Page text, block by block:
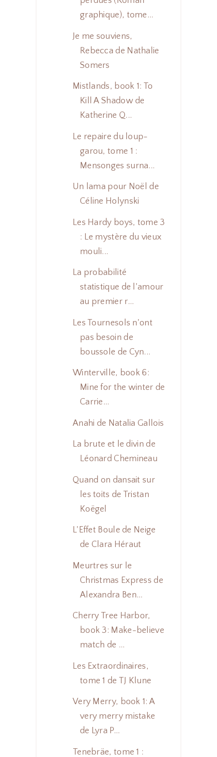
graphique), tome...
Je me souviens,
Rebecca de Nathalie
Somers
Mistlands, book 1: To
Kill A Shadow de
Katherine Q...
Le repaire du loup-
garou, tome 1 :
Mensonges surna...
Un lama pour Noël de
Céline Holynski
Les Hardy boys, tome 3
: Le mystère du vieux
mouli...
La probabilité
statistique de l'amour
au premier r...
Les Tournesols n'ont
pas besoin de
boussole de Cyn...
Winterville, book 6:
Mine for the winter de
Carrie...
Anahi de Natalia Gallois
La brute et le divin de
Léonard Chemineau
Quand on dansait sur
les toits de Tristan
Koëgel
L'Effet Boule de Neige
de Clara Héraut
Meurtres sur le
Christmas Express de
Alexandra Ben...
Cherry Tree Harbor,
book 3: Make-believe
match de ...
Les Extraordinaires,
tome 1 de TJ Klune
Very Merry, book 1: A
very merry mistake
de Lyra P...
Tenebräe, tome 1 :